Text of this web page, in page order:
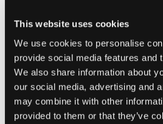
This website uses cookies
We use cookies to personalise
provide social media features and
We also share information about
our social media, advertising and
may combine it with other
provided to them or that they’ve
Liten Perfekt
VÄLJ STORLEK